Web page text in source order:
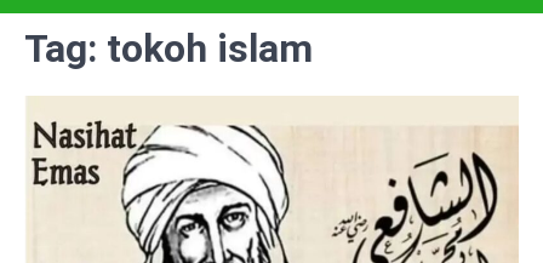
Tag: tokoh islam